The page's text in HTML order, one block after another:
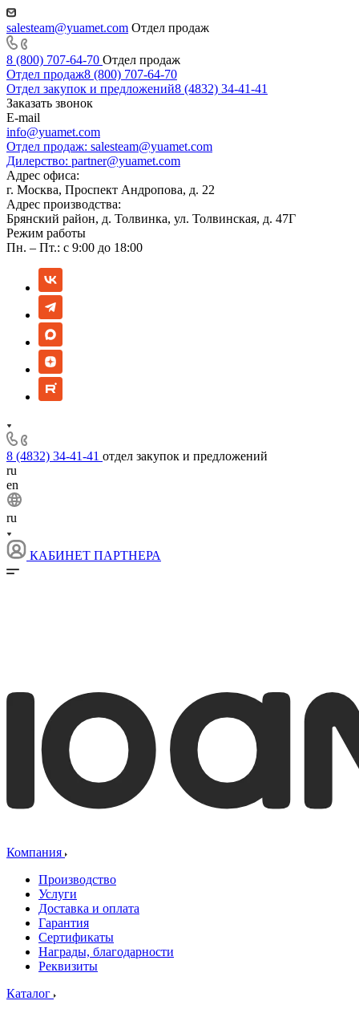
salesteam@yuamet.com Отдел продаж
8 (800) 707-64-70 Отдел продаж
Отдел продаж8 (800) 707-64-70
Отдел закупок и предложений8 (4832) 34-41-41
Заказать звонок
E-mail
info@yuamet.com
Отдел продаж: salesteam@yuamet.com
Дилерство: partner@yuamet.com
Адрес офиса:
г. Москва, Проспект Андропова, д. 22
Адрес производства:
Брянский район, д. Толвинка, ул. Толвинская, д. 47Г
Режим работы
Пн. – Пт.: с 9:00 до 18:00
8 (4832) 34-41-41 отдел закупок и предложений
ru
en
ru
КАБИНЕТ ПАРТНЕРА
Компания
Производство
Услуги
Доставка и оплата
Гарантия
Сертификаты
Награды, благодарности
Реквизиты
Каталог